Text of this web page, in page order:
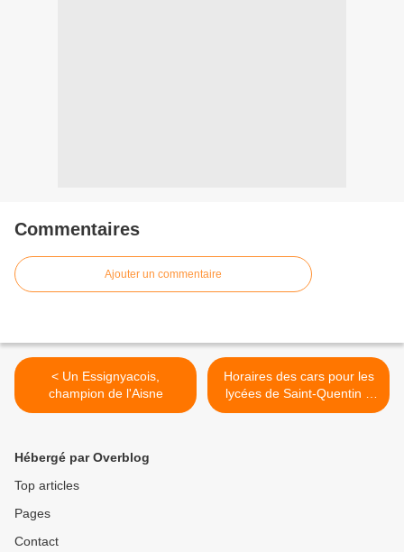
Commentaires
Ajouter un commentaire
< Un Essignyacois,
champion de l'Aisne
Horaires des cars pour les
lycées de Saint-Quentin à
partir du 16 juin >
Hébergé par Overblog
Top articles
Pages
Contact